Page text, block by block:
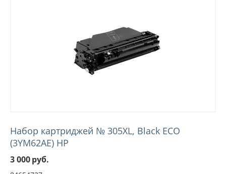
Набор картриджей № 305XL, Black ECO
(3YM62AE) HP
3 000руб.